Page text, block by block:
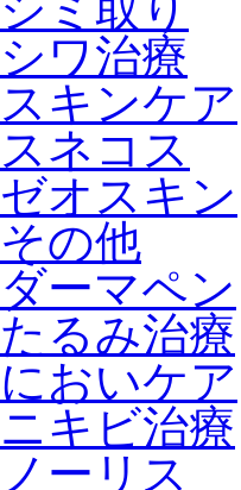
シワ治療
スキンケア
スネコス
ゼオスキン
その他
ダーマペン
たるみ治療
においケア
ニキビ治療
ノーリス